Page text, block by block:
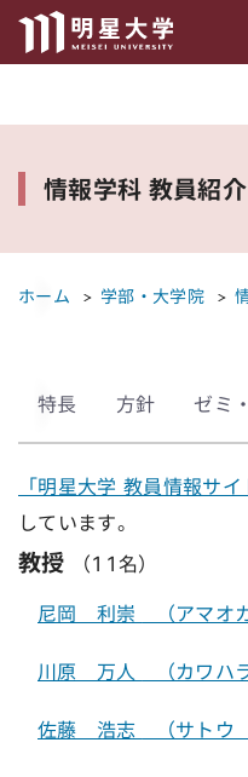
情報学科 教員紹介
ホーム 学部・大学院
特長 方針 ゼミ
「明星大学 教員情報サイ
しています。
教授 （11名）
尼岡 利崇 （アマオ
川原 万人 （カワハ
佐藤 浩志 （サトウ